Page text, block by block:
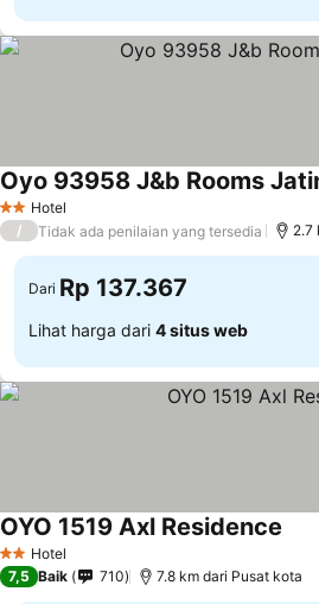
2 Bintang
Hotel
Oyo 93958 J&b Rooms
/ Tidak ada penilaian yang tersedia 2.7
Dari Rp 137.367
Lihat harga dari 4 situs web
2 Bintang
Hotel
OYO 1519 Axl Residence
7,5 Baik 710 7.8 km dari Pusat kota